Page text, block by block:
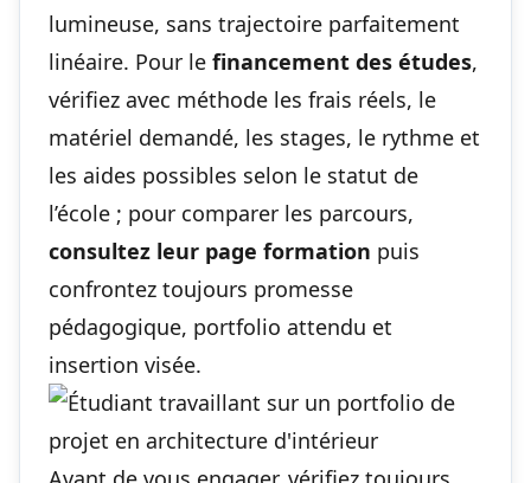
lumineuse, sans trajectoire parfaitement
linéaire. Pour le financement des études,
vérifiez avec méthode les frais réels, le
matériel demandé, les stages, le rythme et
les aides possibles selon le statut de
l’école ; pour comparer les parcours,
consultez leur page formation puis
confrontez toujours promesse
pédagogique, portfolio attendu et
insertion visée.